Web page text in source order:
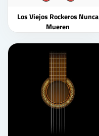
Los Viejos Rockeros Nunca
Mueren